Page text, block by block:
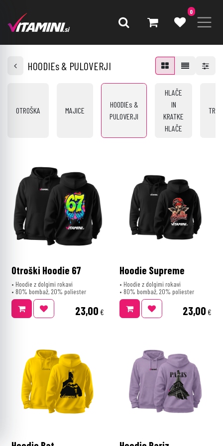
0
HOODIEs & PULOVERJI
OTROŠKA MAJICE
HOODIEs &
PULOVERJI
HLAČE
IN
KRATKE
HLAČE
Otroški Hoodie 67
• Hoodie z dolgimi rokavi
• 80% bombaž, 20% poliester
23,00 €
Hoodie Supreme
• Hoodie z dolgimi rokavi
• 80% bombaž, 20% poliester
23,00 €